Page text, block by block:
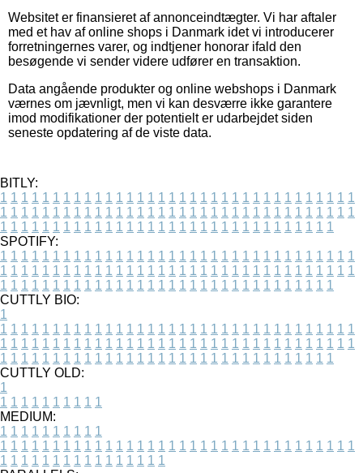
Websitet er finansieret af annonceindtægter. Vi har aftaler
med et hav af online shops i Danmark idet vi introducerer
forretningernes varer, og indtjener honorar ifald den
besøgende vi sender videre udfører en transaktion.
Data angående produkter og online webshops i Danmark
værnes om jævnligt, men vi kan desværre ikke garantere
imod modifikationer der potentielt er udarbejdet siden
seneste opdatering af de viste data.
BITLY:
1 1 1 1 1 1 1 1 1 1 1 1 1 1 1 1 1 1 1 1 1 1 1 1 1 1 1 1 1 1 1 1 1 1
1 1 1 1 1 1 1 1 1 1 1 1 1 1 1 1 1 1 1 1 1 1 1 1 1 1 1 1 1 1 1 1 1 1
1 1 1 1 1 1 1 1 1 1 1 1 1 1 1 1 1 1 1 1 1 1 1 1 1 1 1 1 1 1 1 1
SPOTIFY:
1 1 1 1 1 1 1 1 1 1 1 1 1 1 1 1 1 1 1 1 1 1 1 1 1 1 1 1 1 1 1 1 1 1
1 1 1 1 1 1 1 1 1 1 1 1 1 1 1 1 1 1 1 1 1 1 1 1 1 1 1 1 1 1 1 1 1 1
1 1 1 1 1 1 1 1 1 1 1 1 1 1 1 1 1 1 1 1 1 1 1 1 1 1 1 1 1 1 1 1
CUTTLY BIO:
1
1 1 1 1 1 1 1 1 1 1 1 1 1 1 1 1 1 1 1 1 1 1 1 1 1 1 1 1 1 1 1 1 1 1
1 1 1 1 1 1 1 1 1 1 1 1 1 1 1 1 1 1 1 1 1 1 1 1 1 1 1 1 1 1 1 1 1 1
1 1 1 1 1 1 1 1 1 1 1 1 1 1 1 1 1 1 1 1 1 1 1 1 1 1 1 1 1 1 1 1
CUTTLY OLD:
1
1 1 1 1 1 1 1 1 1 1
MEDIUM:
1 1 1 1 1 1 1 1 1 1
1 1 1 1 1 1 1 1 1 1 1 1 1 1 1 1 1 1 1 1 1 1 1 1 1 1 1 1 1 1 1 1 1 1
1 1 1 1 1 1 1 1 1 1 1 1 1 1 1 1